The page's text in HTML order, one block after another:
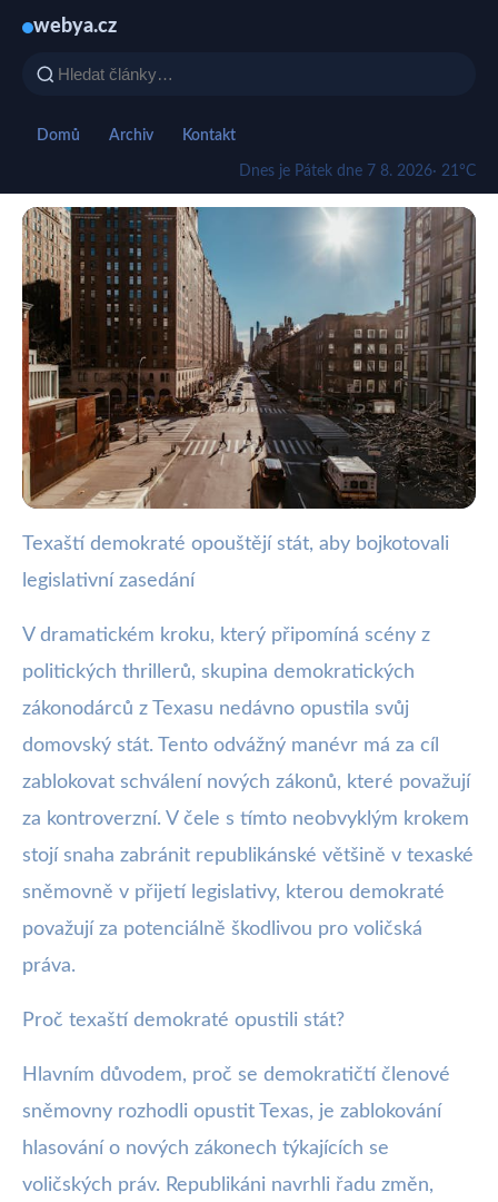
webya.cz
Domů Archiv Kontakt
Dnes je Pátek dne 7 8. 2026· 21°C
webya.cz
Texaští Demokraté Uprchli z Státu,
aby Zablokovali Zákony
4. 8. 2025 · 3 min čtení · Autor: Kristián Valenta
Texaští demokraté opouštějí stát, aby bojkotovali
legislativní zasedání
V dramatickém kroku, který připomíná scény z
politických thrillerů, skupina demokratických
zákonodárců z Texasu nedávno opustila svůj
domovský stát. Tento odvážný manévr má za cíl
zablokovat schválení nových zákonů, které považují
za kontroverzní. V čele s tímto neobvyklým krokem
stojí snaha zabránit republikánské většině v texaské
sněmovně v přijetí legislativy, kterou demokraté
považují za potenciálně škodlivou pro voličská
práva.
Proč texaští demokraté opustili stát?
Hlavním důvodem, proč se demokratičtí členové
sněmovny rozhodli opustit Texas, je zablokování
hlasování o nových zákonech týkajících se
voličských práv. Republikáni navrhli řadu změn,